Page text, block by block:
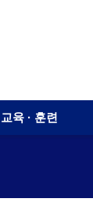
교육 · 훈련